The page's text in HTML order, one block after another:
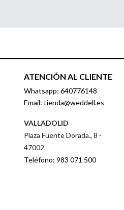
ATENCIÓN AL CLIENTE
Whatsapp: 640776148
Email: tienda@weddell.es
VALLADOLID
Plaza Fuente Dorada., 8 -
47002
Teléfono: 983 071 500